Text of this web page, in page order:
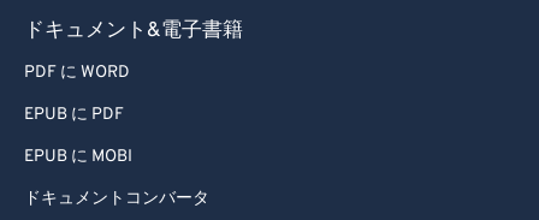
ドキュメント&電子書籍
PDF に WORD
EPUB に PDF
EPUB に MOBI
ドキュメントコンバータ